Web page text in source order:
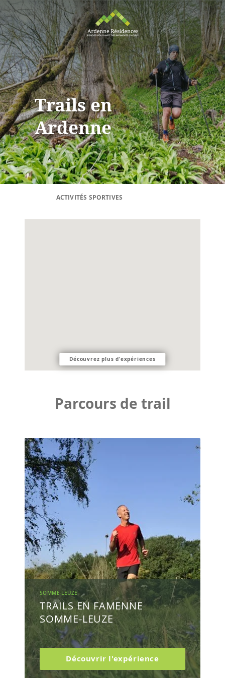
Trails en
Ardenne
ACTIVITÉS SPORTIVES
Découvrez plus d'expériences
Parcours de trail
SOMME-LEUZE
TRAILS EN FAMENNE
SOMME-LEUZE
Découvrir l'expérience